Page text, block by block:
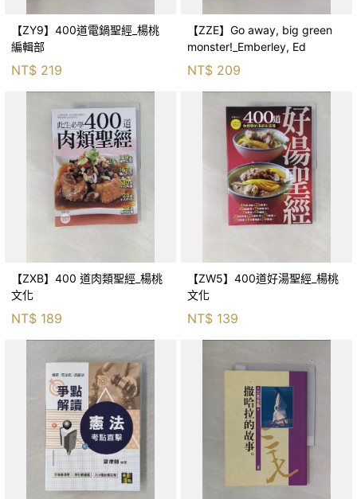
【ZY9】400道電鍋聖經_楊桃
編輯部
NT$ 219
【ZZE】Go away, big green
monster!_Emberley, Ed
NT$ 209
【ZXB】400 道肉類聖經_楊桃
文化
NT$ 189
【ZW5】400道好湯聖經_楊桃
文化
NT$ 139